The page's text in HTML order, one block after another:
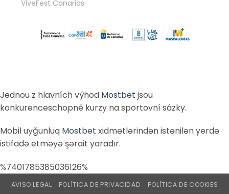
ViveFest Canarias
Jednou z hlavních výhod Mostbet jsou
konkurenceschopné kurzy na sportovní sázky.
Mobil uyğunluq Mostbet xidmətlərindən istənilən yerdə
istifadə etməyə şərait yaradır.
%7401785385036126%
AVISO LEGAL POLÍTICA DE PRIVACIDAD POLÍTICA DE COOKIES